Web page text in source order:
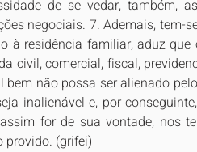
de se vedar, também,
negociais. 7. Ademais, tem-
à residência familiar, aduz
civil, comercial, fiscal,
bem não possa ser alienado
inalienável e, por
for de sua vontade, nos
provido. (grifei)